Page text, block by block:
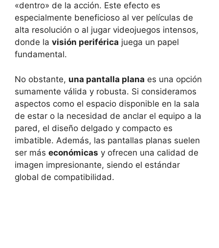
«dentro» de la acción. Este efecto es
especialmente beneficioso al ver películas de
alta resolución o al jugar videojuegos intensos,
donde la visión periférica juega un papel
fundamental.
No obstante, una pantalla plana es una opción
sumamente válida y robusta. Si consideramos
aspectos como el espacio disponible en la sala
de estar o la necesidad de anclar el equipo a la
pared, el diseño delgado y compacto es
imbatible. Además, las pantallas planas suelen
ser más económicas y ofrecen una calidad de
imagen impresionante, siendo el estándar
global de compatibilidad.